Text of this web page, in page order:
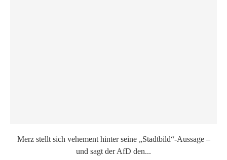
Merz stellt sich vehement hinter seine „Stadtbild“-Aussage –
und sagt der AfD den...